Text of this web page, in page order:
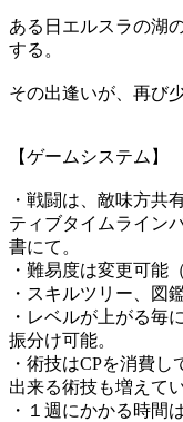
ある日エルスラの湖
する。
その出逢いが、再び
【ゲームシステム】
・戦闘は、敵味方共
ティブタイムライン
書にて。
・難易度は変更可能
・スキルツリー、図
・レベルが上がる毎
振分け可能。
・術技はCPを消費
出来る術技も増えて
・１週にかかる時間